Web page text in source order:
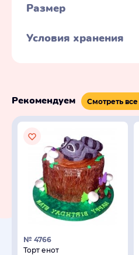
Размер
Условия хранения
Рекомендуем Смотреть все
№ 4766
Торт енот